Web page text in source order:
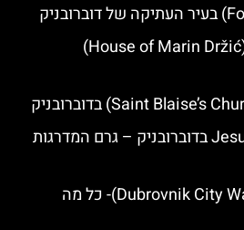
הבית של מרין דרזיץ' (House of Marin Držić)
מדרגות Jesuit Staircase בדוברובניק – גרם המדרגות
חומות דוברובניק (Dubrovnik City Walls)- כל מה